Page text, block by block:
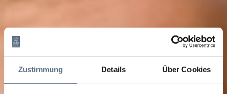
Zustimmung Details Über Cookies